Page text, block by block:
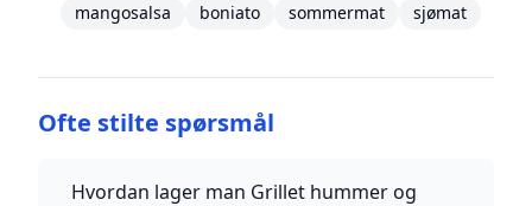
mangosalsa
boniato sommermat sjømat
Ofte stilte spørsmål
Hvordan lager man Grillet hummer og